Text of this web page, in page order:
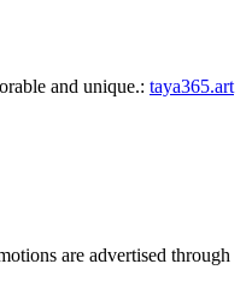
and unique.: taya365.art
are advertised through